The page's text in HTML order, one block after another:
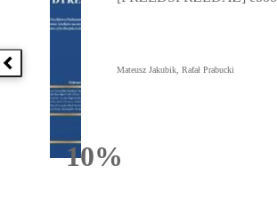
Poprzednia książka
10%Rabatu
Mateusz Jakubik, Rafał Prabucki